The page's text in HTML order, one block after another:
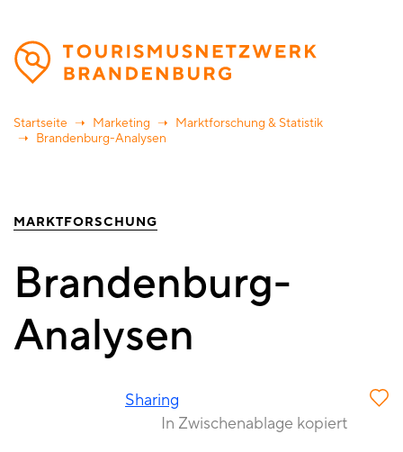
Direkt
zum
Inhalt
Startseite Marketing
Marktforschung & Statistik
Brandenburg-Analysen
MARKTFORSCHUNG
Brandenburg-
Analysen
Sharing
In Zwischenablage kopiert